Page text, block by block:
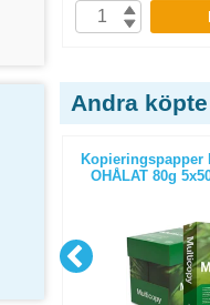
Andra
Kopieringspapper
OHÅLAT 80g